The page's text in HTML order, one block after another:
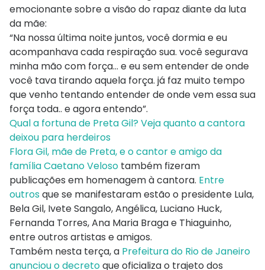
emocionante sobre a visão do rapaz diante da luta
da mãe:
“Na nossa última noite juntos, você dormia e eu
acompanhava cada respiração sua. você segurava
minha mão com força… e eu sem entender de onde
você tava tirando aquela força. já faz muito tempo
que venho tentando entender de onde vem essa sua
força toda.. e agora entendo”.
Qual a fortuna de Preta Gil? Veja quanto a cantora
deixou para herdeiros
Flora Gil, mãe de Preta, e o cantor e amigo da
família Caetano Veloso também fizeram
publicações em homenagem à cantora. Entre
outrosque se manifestaram estão o presidente Lula,
Bela Gil, Ivete Sangalo, Angélica, Luciano Huck,
Fernanda Torres, Ana Maria Braga e Thiaguinho,
entre outros artistas e amigos.
Também nesta terça, a Prefeitura do Rio de Janeiro
anunciou o decretoque oficializa o trajeto dos